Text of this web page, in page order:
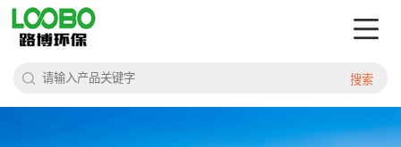
搜索